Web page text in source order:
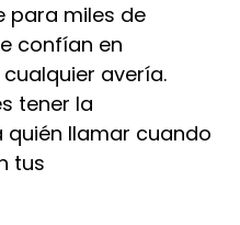
para miles de
confían en
avería.
tener la
llamar cuando
tus